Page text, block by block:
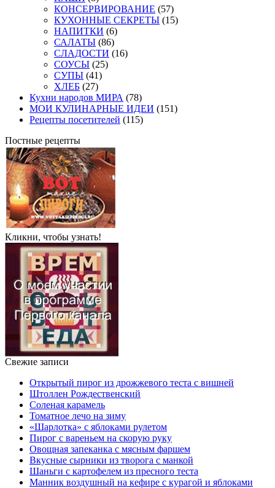
КОНСЕРВИРОВАНИЕ (57)
КУХОННЫЕ СЕКРЕТЫ (15)
НАПИТКИ (6)
САЛАТЫ (86)
СЛАДОСТИ (16)
СОУСЫ (25)
СУПЫ (41)
ХЛЕБ (27)
Кухни народов МИРА (78)
МОИ КУЛИНАРНЫЕ ИДЕИ (151)
Рецепты посетителей (115)
Постные рецепты
Кликни, чтобы узнать!
Свежие записи
Открытый пирог из дрожжевого теста с вишней
Штоллен Рождественский
Соленая карамель
Томатное лечо на зиму
«Шарлотка» с яблоками рулетом
Пирог с вареньем на скорую руку
Овощная запеканка с мясным фаршем
Вкусные сырники из творога с манкой
Шаньги с картофелем из пресного теста
Манник воздушный на кефире с курагой и яблоками